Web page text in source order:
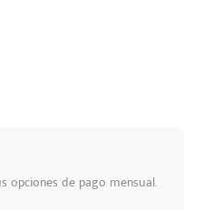
opciones de pago mensual.